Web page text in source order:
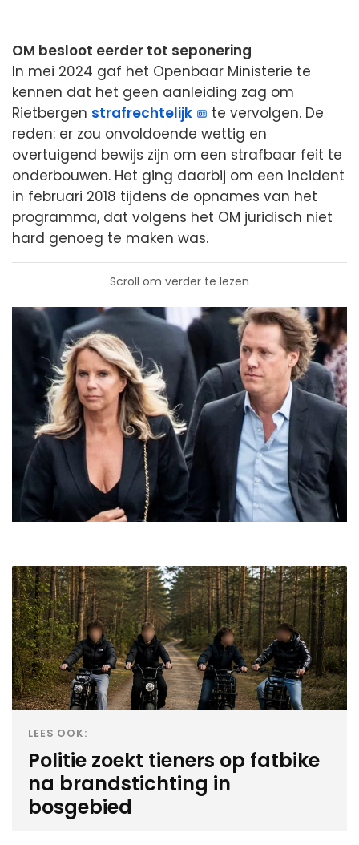
OM besloot eerder tot seponering
In mei 2024 gaf het Openbaar Ministerie te
kennen dat het geen aanleiding zag om
Rietbergen strafrechtelijk
te vervolgen. De
reden: er zou onvoldoende wettig en
overtuigend bewijs zijn om een strafbaar feit te
onderbouwen. Het ging daarbij om een incident
in februari 2018 tijdens de opnames van het
programma, dat volgens het OM juridisch niet
hard genoeg te maken was.
Scroll om verder te lezen
LEES OOK:
Politie zoekt tieners op fatbike
na brandstichting in
bosgebied